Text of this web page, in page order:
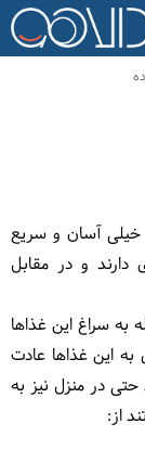
خیلی آسان و سریع
دارند و در مقابل
به سراغ این غذاها
به این غذاها عادت
در منزل نیز به
از: